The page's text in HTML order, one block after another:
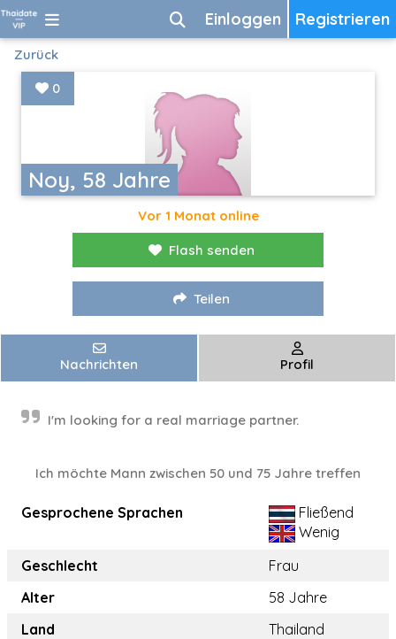
Registrieren
Einloggen
Zurück
Noy, 58 Jahre
0
Vor 1 Monat online
Flash senden
Teilen
Nachrichten Profil
I'm looking for a real marriage partner.
Ich möchte Mann zwischen 50 und 75 Jahre treffen
Gesprochene Sprachen
Fließend
Wenig
Geschlecht
Frau
Alter
58 Jahre
Land
Thailand